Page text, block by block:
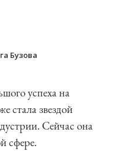
Бузова
успеха на
стала звездой
Сейчас она
сфере.